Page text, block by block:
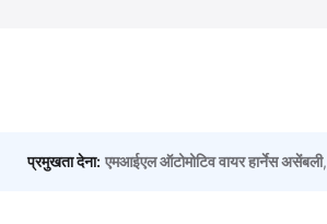
प्रमुखता देना: एमआईएल ऑटोमोटिव वायर हार्नेस असेंबली,